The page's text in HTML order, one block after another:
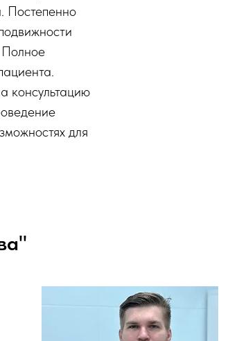
Постепенно
Полное
консультацию
для